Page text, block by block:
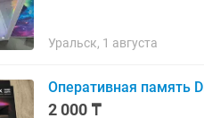
Уральск, 1 августа
Оперативная память
2 000 ₸